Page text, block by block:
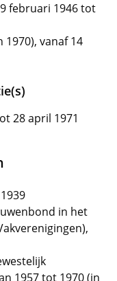
februari 1946 tot
1970), vanaf 14
28 april 1971
in het
1957 tot 1970 (in